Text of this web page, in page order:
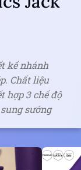
kế nhánh
Chất liệu
hợp 3 chế độ
sướng